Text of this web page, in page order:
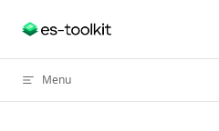
Skip to content
Menu